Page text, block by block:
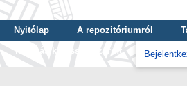
Nyitólap A repozitóriumról
Tallózás kulcsszó szerint